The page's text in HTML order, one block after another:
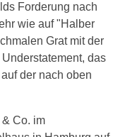
Forderung nach
wie auf "Halber
Grat mit der
das
der nach oben
& Co. im